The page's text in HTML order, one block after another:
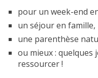
pour un week-end
un séjour en famille,
une parenthèse
ou mieux : quelques
ressourcer !